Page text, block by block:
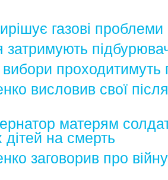
газові
затримують
вибори
висловив свої
матерям
дітей на смерть
заговорив про